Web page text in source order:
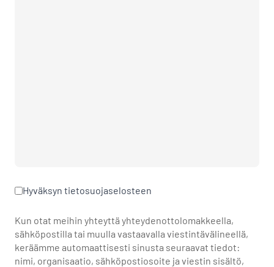
Hyväksyn tietosuojaselosteen
Kun otat meihin yhteyttä yhteydenottolomakkeella,
sähköpostilla tai muulla vastaavalla viestintävälineellä,
keräämme automaattisesti sinusta seuraavat tiedot:
nimi, organisaatio, sähköpostiosoite ja viestin sisältö,